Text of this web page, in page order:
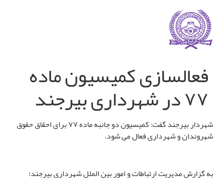
فعالسازی کمیسیون ماده
۷۷ در شهرداری بیرجند
شهردار بیرجند گفت: کمیسیون دو جانبه ماده ۷۷ برای احقاق حقوق
شهروندان و شهرداری فعال می شود.
به گزارش مدیریت ارتباطات و امور بین الملل شهرداری بیرجند؛